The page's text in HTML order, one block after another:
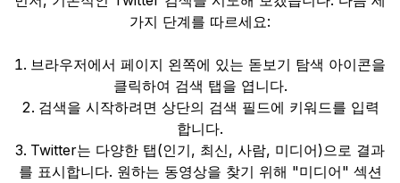
가지 단계를 따르세요:
브라우저에서 페이지 왼쪽에 있는 돋보기 탐색 아이콘을
클릭하여 검색 탭을 엽니다.
검색을 시작하려면 상단의 검색 필드에 키워드를 입력
합니다.
Twitter는 다양한 탭(인기, 최신, 사람, 미디어)으로 결과
를 표시합니다. 원하는 동영상을 찾기 위해 "미디어" 섹션